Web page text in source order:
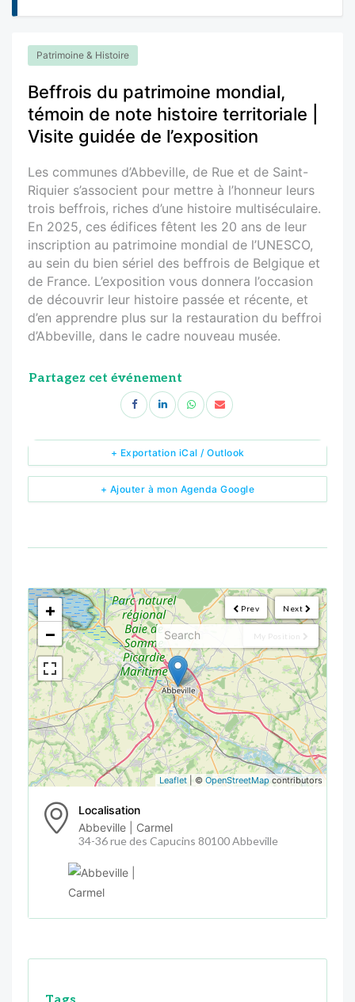
Patrimoine & Histoire
Beffrois du patrimoine mondial,
témoin de note histoire territoriale |
Visite guidée de l’exposition
Les communes d’Abbeville, de Rue et de Saint-
Riquier s’associent pour mettre à l’honneur leurs
trois beffrois, riches d’une histoire multiséculaire.
En 2025, ces édifices fêtent les 20 ans de leur
inscription au patrimoine mondial de l’UNESCO,
au sein du bien sériel des beffrois de Belgique et
de France. L’exposition vous donnera l’occasion
de découvrir leur histoire passée et récente, et
d’en apprendre plus sur la restauration du beffroi
d’Abbeville, dans le cadre nouveau musée.
Partagez cet événement
+ Ajouter à mon Agenda Google
+ Exportation iCal / Outlook
Next
Prev
My Position
<!---->
+
−
Leaflet | © OpenStreetMap contributors
Localisation
Abbeville | Carmel
34-36 rue des Capucins 80100 Abbeville